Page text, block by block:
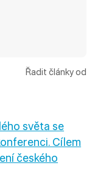
Řadit články od
světa se
Cílem
českého